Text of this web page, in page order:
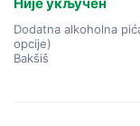
Dodatna alkoholna
opcije)
Bakšiš